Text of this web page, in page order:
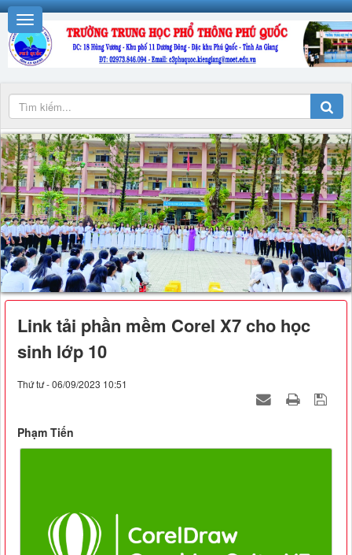
Link tải phần mềm Corel X7 cho học
sinh lớp 10
Thứ tư - 06/09/2023 10:51
Phạm Tiến